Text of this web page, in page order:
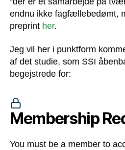
endnu ikke fagfællebedømt,
preprint her.
Jeg vil her i punktform
af det studie, som SSI
begejstrede for:
Membership
You must be a member to